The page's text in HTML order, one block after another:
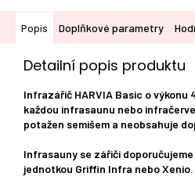
Popis Doplňkové parametry
Detailní popis produktu
Infrazářič HARVIA Basic o výkonu
každou infrasaunu nebo
potažen semišem a neobsahuje
Infrasauny se zářiči
jednotkou Griffin Infra nebo Xenio.